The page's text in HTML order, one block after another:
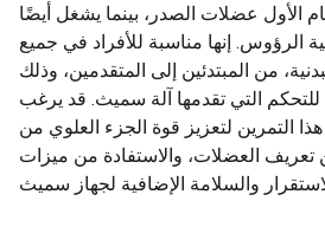
الأول عضلات الصدر، بينما يشغل أيضًا
الرؤوس. إنها مناسبة للأفراد في جميع
من المبتدئين إلى المتقدمين، وذلك
التي تقدمها آلة سميث. قد يرغب
التمرين لتعزيز قوة الجزء العلوي من
العضلات، والاستفادة من ميزات